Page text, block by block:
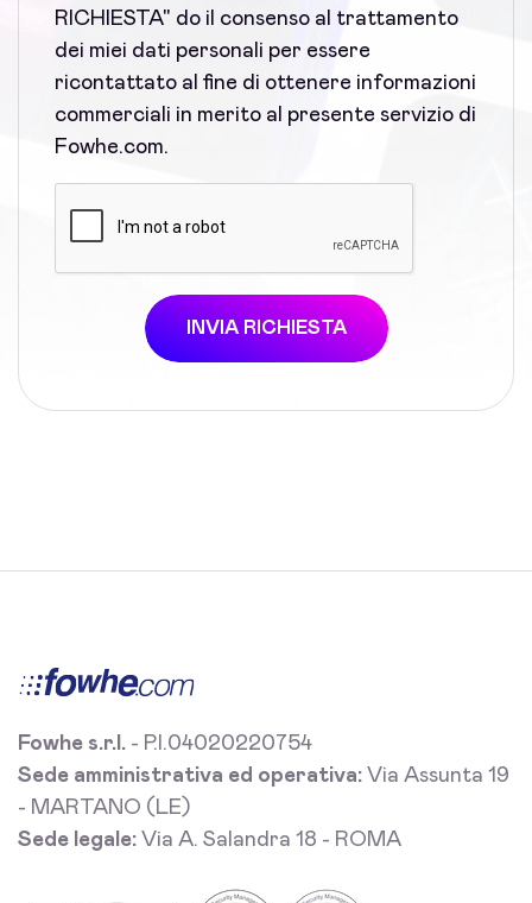
RICHIESTA" do il consenso al trattamento
dei miei dati personali per essere
ricontattato al fine di ottenere informazioni
commerciali in merito al presente servizio di
Fowhe.com.
INVIA RICHIESTA
Fowhe s.r.l. - P.I.04020220754
Sede amministrativa ed operativa: Via Assunta 19
- MARTANO (LE)
Sede legale: Via A. Salandra 18 - ROMA